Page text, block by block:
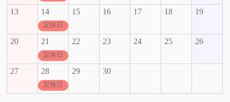
13 14
定休日
15 16 17 18 19
20 21
定休日
22 23 24 25 26
27 28
定休日
29 30